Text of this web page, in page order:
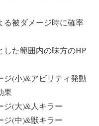
る被ダメージ時に確率
した範囲内の味方のHP
ジ(小)&アビリティ発動
果
ジ(大)&人キラー
ジ(中)&獣キラー